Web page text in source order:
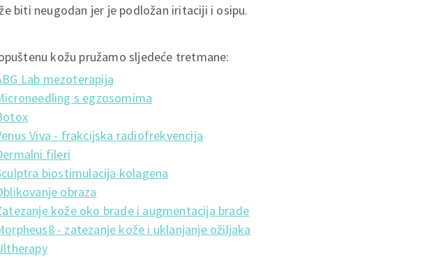
biti neugodan jer je podložan iritaciji i osipu.
kožu pružamo sljedeće tretmane:
Lab mezoterapija
s egzosomima
Viva - frakcijska radiofrekvencija
fileri
biostimulacija kolagena
obraza
kože oko brade i augmentacija brade
- zatezanje kože i uklanjanje ožiljaka